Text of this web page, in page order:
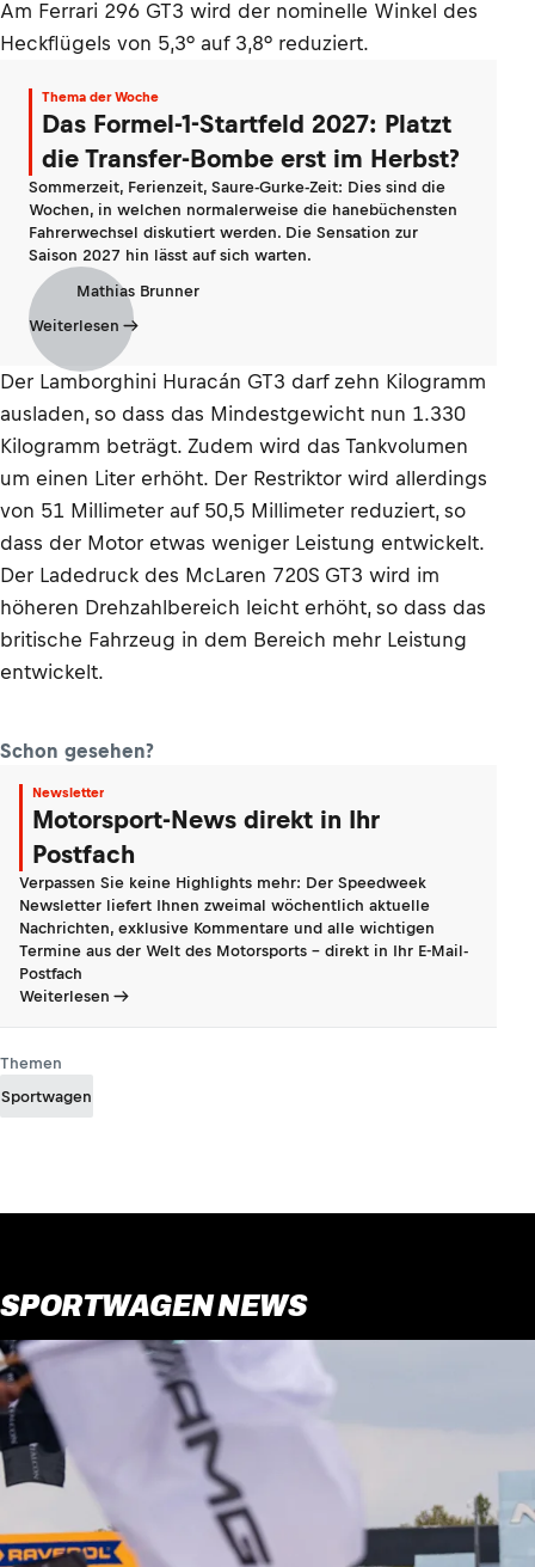
Am Ferrari 296 GT3 wird der nominelle Winkel des
Heckflügels von 5,3° auf 3,8° reduziert.
Thema der Woche
Das Formel-1-Startfeld 2027: Platzt
die Transfer-Bombe erst im Herbst?
Sommerzeit, Ferienzeit, Saure-Gurke-Zeit: Dies sind die
Wochen, in welchen normalerweise die hanebüchensten
Fahrerwechsel diskutiert werden. Die Sensation zur
Saison 2027 hin lässt auf sich warten.
Mathias Brunner
Weiterlesen
Der Lamborghini Huracán GT3 darf zehn Kilogramm
ausladen, so dass das Mindestgewicht nun 1.330
Kilogramm beträgt. Zudem wird das Tankvolumen
um einen Liter erhöht. Der Restriktor wird allerdings
von 51 Millimeter auf 50,5 Millimeter reduziert, so
dass der Motor etwas weniger Leistung entwickelt.
Der Ladedruck des McLaren 720S GT3 wird im
höheren Drehzahlbereich leicht erhöht, so dass das
britische Fahrzeug in dem Bereich mehr Leistung
entwickelt.
Schon gesehen?
Newsletter
Motorsport-News direkt in Ihr
Postfach
Verpassen Sie keine Highlights mehr: Der Speedweek
Newsletter liefert Ihnen zweimal wöchentlich aktuelle
Nachrichten, exklusive Kommentare und alle wichtigen
Termine aus der Welt des Motorsports - direkt in Ihr E-Mail-
Postfach
Weiterlesen
Themen
Sportwagen
SPORTWAGEN NEWS